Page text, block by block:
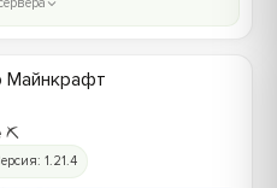
Майнкрафт
⛏️
1.21.4